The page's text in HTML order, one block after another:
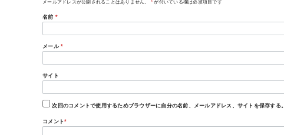
メールアドレスが公開されることはありません。 * が付いている欄は必須項目です
名前 *
メール *
サイト
次回のコメントで使用するためブラウザーに自分の名前、メールアドレス、サイトを保存する。
コメント*